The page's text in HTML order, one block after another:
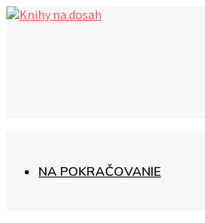
NA POKRAČOVANIE